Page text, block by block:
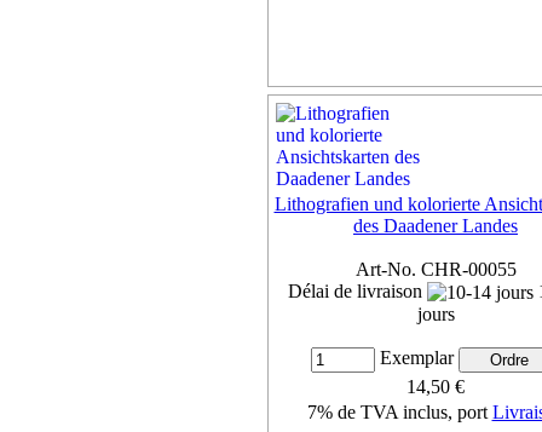
Lithografien und kolorierte
des Daadener Landes
Art-No. CHR-00055
Délai de livraison
jours
Exemplar
14,50 €
7% de TVA inclus, port